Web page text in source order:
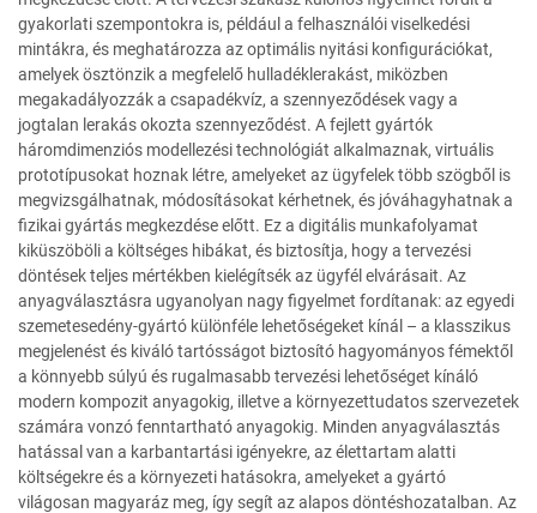
gyakorlati szempontokra is, például a felhasználói viselkedési
mintákra, és meghatározza az optimális nyitási konfigurációkat,
amelyek ösztönzik a megfelelő hulladéklerakást, miközben
megakadályozzák a csapadékvíz, a szennyeződések vagy a
jogtalan lerakás okozta szennyeződést. A fejlett gyártók
háromdimenziós modellezési technológiát alkalmaznak, virtuális
prototípusokat hoznak létre, amelyeket az ügyfelek több szögből is
megvizsgálhatnak, módosításokat kérhetnek, és jóváhagyhatnak a
fizikai gyártás megkezdése előtt. Ez a digitális munkafolyamat
kiküszöböli a költséges hibákat, és biztosítja, hogy a tervezési
döntések teljes mértékben kielégítsék az ügyfél elvárásait. Az
anyagválasztásra ugyanolyan nagy figyelmet fordítanak: az egyedi
szemetesedény-gyártó különféle lehetőségeket kínál – a klasszikus
megjelenést és kiváló tartósságot biztosító hagyományos fémektől
a könnyebb súlyú és rugalmasabb tervezési lehetőséget kínáló
modern kompozit anyagokig, illetve a környezettudatos szervezetek
számára vonzó fenntartható anyagokig. Minden anyagválasztás
hatással van a karbantartási igényekre, az élettartam alatti
költségekre és a környezeti hatásokra, amelyeket a gyártó
világosan magyaráz meg, így segít az alapos döntéshozatalban. Az